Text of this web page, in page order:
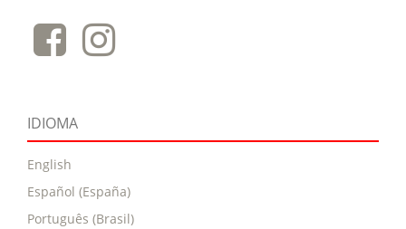
IDIOMA
English
Español (España)
Português (Brasil)